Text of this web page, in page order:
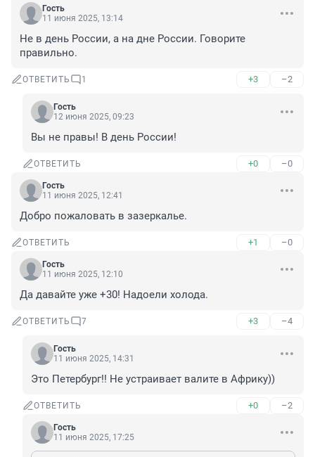
Гость
11 июня 2025, 13:14
Не в день России, а на дне России. Говорите
правильно.
ОТВЕТИТЬ 1 +3 –2
Гость
12 июня 2025, 09:23
Вы не правы! В день России!
ОТВЕТИТЬ +0 –0
Гость
11 июня 2025, 12:41
Добро пожаловать в зазеркалье.
ОТВЕТИТЬ +1 –0
Гость
11 июня 2025, 12:10
Да давайте уже +30! Надоели холода.
ОТВЕТИТЬ 7 +3 –4
Гость
11 июня 2025, 14:31
Это Петербург!! Не устраивает валите в Африку))
ОТВЕТИТЬ +0 –2
Гость
11 июня 2025, 17:25